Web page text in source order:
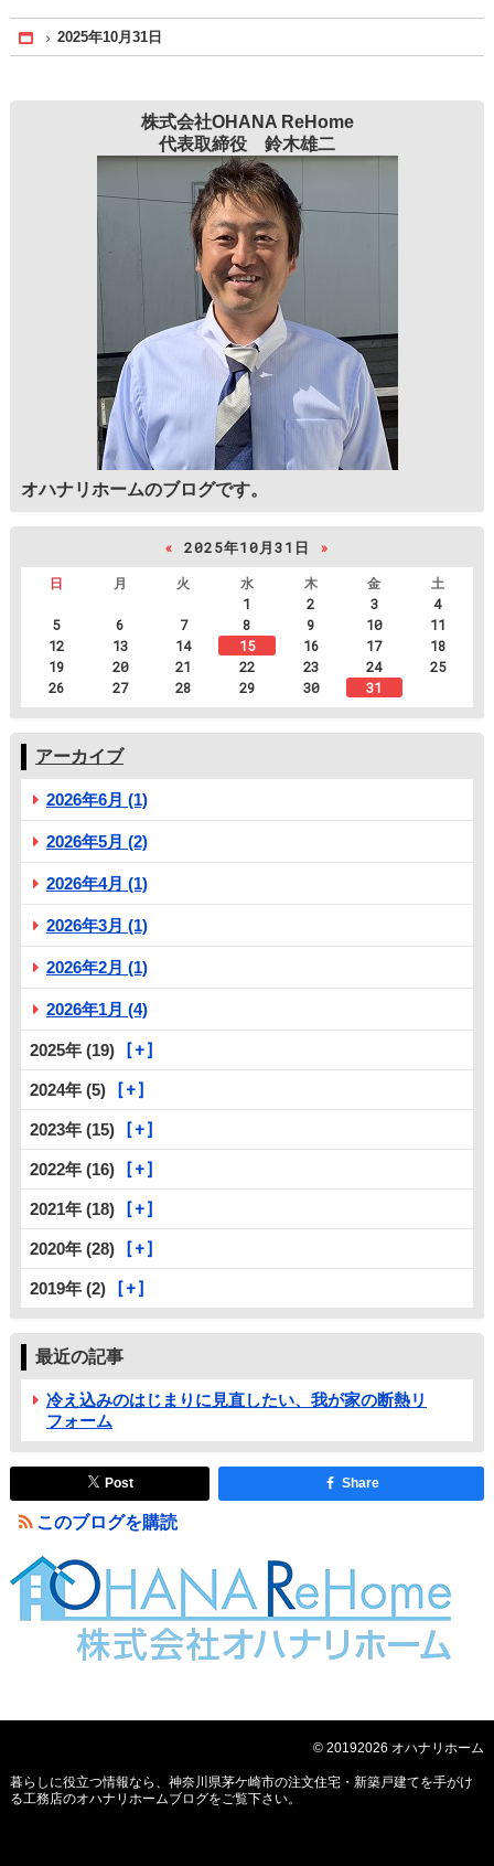
Home
2025年10月31日
株式会社OHANA ReHome
代表取締役 鈴木雄二
オハナリホームのブログです。
« 2025年10月31日
»
日
月 火 水 木 金
土
1
2 3
4
5
6 7 8 9 10
11
12
13 14 15 16 17
18
19
20 21 22 23 24
25
26
27 28 29 30 31
アーカイブ
2026年6月 (1)
2026年5月 (2)
2026年4月 (1)
2026年3月 (1)
2026年2月 (1)
2026年1月 (4)
2025年 (19)
2024年 (5)
2023年 (15)
2022年 (16)
2021年 (18)
2020年 (28)
2019年 (2)
最近の記事
冷え込みのはじまりに見直したい、我が家の断熱リ
フォーム
Post Share
このブログを購読
© 20192026 オハナリホーム
暮らしに役立つ情報なら、 神奈川県茅ケ崎市の注文住宅・新築戸建てを手がけ
る工務店のオハナリホームブログをご覧下さい。